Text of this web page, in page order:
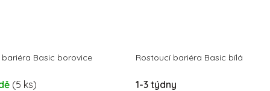
Basic borovice
(5 ks)
Rostoucí bariéra Basic bílá
1-3 týdny